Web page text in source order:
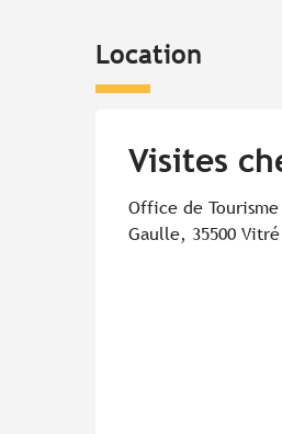
Location
Visites
Office de
Gaulle, 35500 Vitré